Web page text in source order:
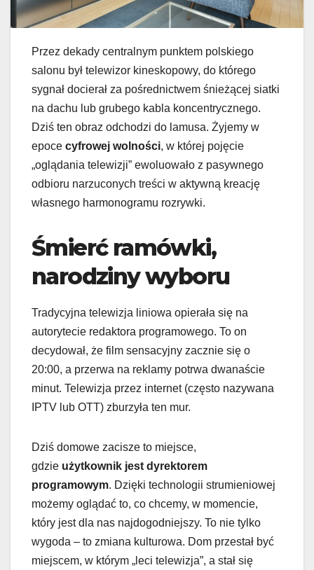
Przez dekady centralnym punktem polskiego
salonu był telewizor kineskopowy, do którego
sygnał docierał za pośrednictwem śnieżącej siatki
na dachu lub grubego kabla koncentrycznego.
Dziś ten obraz odchodzi do lamusa. Żyjemy w
epoce cyfrowej wolności, w której pojęcie
„oglądania telewizji” ewoluowało z pasywnego
odbioru narzuconych treści w aktywną kreację
własnego harmonogramu rozrywki.
Śmierć ramówki,
narodziny wyboru
Tradycyjna telewizja liniowa opierała się na
autorytecie redaktora programowego. To on
decydował, że film sensacyjny zacznie się o
20:00, a przerwa na reklamy potrwa dwanaście
minut. Telewizja przez internet (często nazywana
IPTV lub OTT) zburzyła ten mur.
Dziś domowe zacisze to miejsce,
gdzie użytkownik jest dyrektorem
programowym. Dzięki technologii strumieniowej
możemy oglądać to, co chcemy, w momencie,
który jest dla nas najdogodniejszy. To nie tylko
wygoda – to zmiana kulturowa. Dom przestał być
miejscem, w którym „leci telewizja”, a stał się